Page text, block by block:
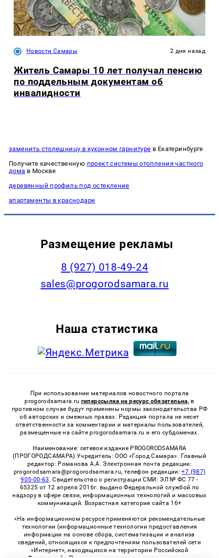
Новости Самары 2 дня назад
Житель Самары 10 лет получал пенсию
по поддельным документам об
инвалидности
заменить столешницу в кухонном гарнитуре в Екатеринбурге
Получите качественную проект системы отопления частного
дома в Москве
деревянный профиль под остекление
апартаменты в краснодаре
Размещение рекламы
8 (927) 018-49-24
sales@progorodsamara.ru
Наша статистика
При использовании материалов новостного портала
progorodsamara.ru гиперссылка на ресурс обязательна, в
противном случае будут применены нормы законодательства РФ
об авторских и смежных правах. Редакция портала не несет
ответственности за комментарии и материалы пользователей,
размещенные на сайте progorodsamara.ru и его субдоменах.
Наименование: сетевое издание PROGORODSAMARA
(ПРОГОРОДСАМАРА) Учредитель: ООО «Город Самара». Главный
редактор: Романова А.А. Электронная почта редакции:
progorodsamara@progorodsamara.ru, телефон редакции:+7 (987)
905-00-63 . Свидетельство о регистрации СМИ: ЭЛ № ФС 77 -
65325 от 12 апреля 2016г. выдано Федеральной службой по
надзору в сфере связи, информационных технологий и массовых
коммуникаций. Возрастная категория сайта 16+
«На информационном ресурсе применяются рекомендательные
технологии (информационные технологии предоставления
информации на основе сбора, систематизации и анализа
сведений, относящихся к предпочтениям пользователей сети
«Интернет», находящихся на территории Российской